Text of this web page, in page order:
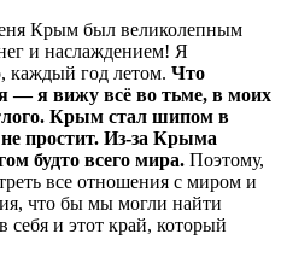
Крым был великолепным
и наслаждением! Я
каждый год летом. Что
— я вижу всё во тьме, в моих
Крым стал шипом в
простит. Из-за Крыма
будто всего мира. Поэтому,
все отношения с миром и
что бы мы могли найти
и этот край, который